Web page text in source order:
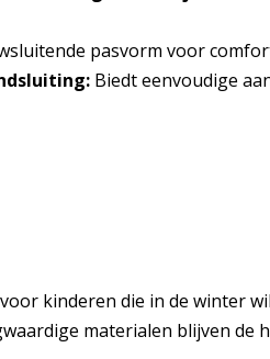
pasvorm voor
Biedt eenvoudige
kinderen die in de winter
materialen blijven de